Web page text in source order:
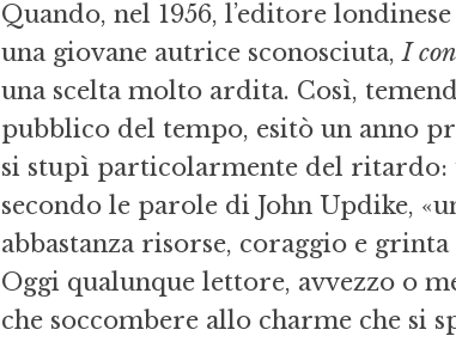
Quando, nel 1956, l’editore
una giovane autrice sconosciuta, I
una scelta molto ardita. Così,
pubblico del tempo, esitò un anno
si stupì particolarmente del ritardo:
secondo le parole di John Updike,
abbastanza risorse, coraggio e
Oggi qualunque lettore, avvezzo o
che soccombere allo charme che si